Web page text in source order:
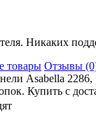
Никаких
товары Отзывы
Asabella 2286,
Купить с